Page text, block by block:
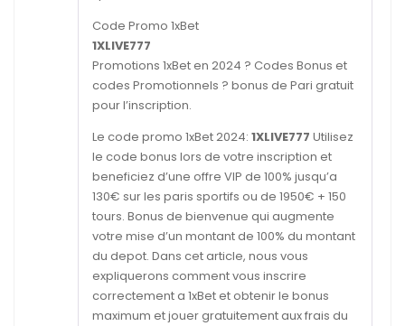
Code Promo 1xBet
1XLIVE777
Promotions 1xBet en 2024 ? Codes Bonus et
codes Promotionnels ? bonus de Pari gratuit
pour l’inscription.
Le code promo 1xBet 2024: 1XLIVE777 Utilisez
le code bonus lors de votre inscription et
beneficiez d’une offre VIP de 100% jusqu’a
130€ sur les paris sportifs ou de 1950€ + 150
tours. Bonus de bienvenue qui augmente
votre mise d’un montant de 100% du montant
du depot. Dans cet article, nous vous
expliquerons comment vous inscrire
correctement a 1xBet et obtenir le bonus
maximum et jouer gratuitement aux frais du